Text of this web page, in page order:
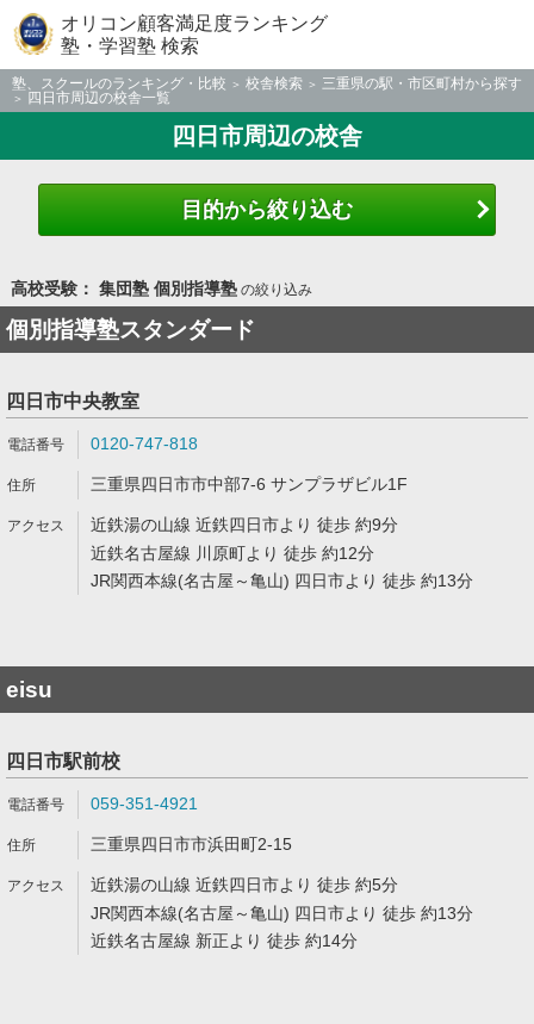
オリコン顧客満足度ランキング
塾・学習塾 検索
塾、スクールのランキング・比較 校舎検索
三重県の駅・市区町村から探す
四日市周辺の校舎一覧
四日市周辺の校舎
目的から絞り込む
高校受験： 集団塾 個別指導塾の絞り込み
個別指導塾スタンダード
四日市中央教室
0120-747-818
三重県四日市市中部7-6 サンプラザビル1F
近鉄湯の山線 近鉄四日市より 徒歩 約9分
近鉄名古屋線 川原町より 徒歩 約12分
JR関西本線(名古屋～亀山) 四日市より 徒歩 約13分
eisu
四日市駅前校
059-351-4921
三重県四日市市浜田町2-15
近鉄湯の山線 近鉄四日市より 徒歩 約5分
JR関西本線(名古屋～亀山) 四日市より 徒歩 約13分
近鉄名古屋線 新正より 徒歩 約14分